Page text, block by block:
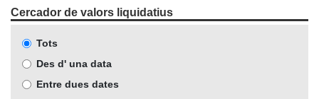
Cercador de valors liquidatius
Tots
Des d' una data
Entre dues dates